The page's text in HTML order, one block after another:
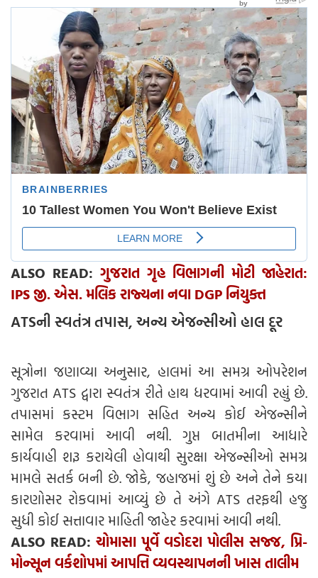
ALSO READ: ગુજરાત ગૃહ વિભાગની મોટી જાહેરાત:
IPS જી. એસ. મલિક રાજ્યના નવા DGP નિયુક્ત
ATSની સ્વતંત્ર તપાસ, અન્ય એજન્સીઓ હાલ દૂર
સૂત્રોના જણાવ્યા અનુસાર, હાલમાં આ સમગ્ર ઓપરેશન
ગુજરાત ATS દ્વારા સ્વતંત્ર રીતે હાથ ધરવામાં આવી રહ્યું છે.
તપાસમાં કસ્ટમ વિભાગ સહિત અન્ય કોઈ એજન્સીને
સામેલ કરવામાં આવી નથી. ગુપ્ત બાતમીના આધારે
કાર્યવાહી શરૂ કરાયેલી હોવાથી સુરક્ષા એજન્સીઓ સમગ્ર
મામલે સતર્ક બની છે. જોકે, જહાજમાં શું છે અને તેને કયા
કારણોસર રોકવામાં આવ્યું છે તે અંગે ATS તરફથી હજુ
સુધી કોઈ સત્તાવાર માહિતી જાહેર કરવામાં આવી નથી.
ALSO READ: ચોમાસા પૂર્વે વડોદરા પોલીસ સજ્જ, પ્રિ-
મોન્સૂન વર્કશોપમાં આપત્તિ વ્યવસ્થાપનની ખાસ તાલીમ